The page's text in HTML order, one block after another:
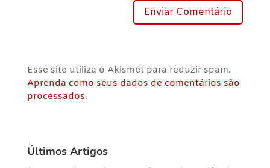
Esse site utiliza o Akismet para reduzir spam.
Aprenda como seus dados de comentários são
processados.
Últimos Artigos